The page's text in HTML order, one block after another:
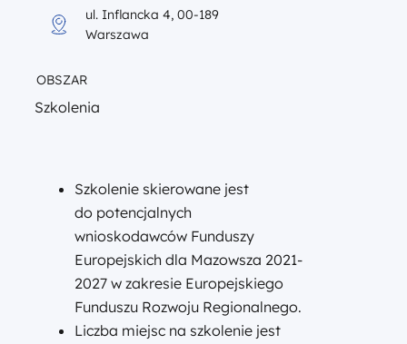
OBSZAR
Szkolenia
Szkolenie skierowane jest
do potencjalnych
wnioskodawców Funduszy
Europejskich dla Mazowsza 2021-
2027 w zakresie Europejskiego
Funduszu Rozwoju Regionalnego.
Liczba miejsc na szkolenie jest
ul. Inflancka 4, 00-189
Warszawa